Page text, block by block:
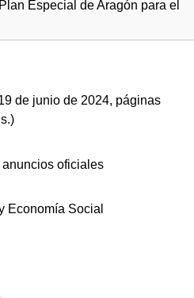
Especial de Aragón para el
de junio de 2024, páginas
)
anuncios oficiales
Economía Social